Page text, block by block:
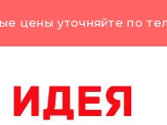
цены уточняйте по